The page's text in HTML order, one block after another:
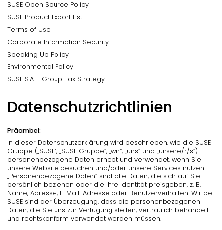
SUSE Open Source Policy
SUSE Product Export List
Terms of Use
Corporate Information Security
Speaking Up Policy
Environmental Policy
SUSE S.A – Group Tax Strategy
Datenschutzrichtlinien
Präambel:
In dieser Datenschutzerklärung wird beschrieben, wie die SUSE
Gruppe („SUSE“, „SUSE Gruppe“, „wir“, „uns“ und „unsere/r/s“)
personenbezogene Daten erhebt und verwendet, wenn Sie
unsere Website besuchen und/oder unsere Services nutzen.
„Personenbezogene Daten“ sind alle Daten, die sich auf Sie
persönlich beziehen oder die Ihre Identität preisgeben, z. B.
Name, Adresse, E-Mail-Adresse oder Benutzerverhalten. Wir bei
SUSE sind der Überzeugung, dass die personenbezogenen
Daten, die Sie uns zur Verfügung stellen, vertraulich behandelt
und rechtskonform verwendet werden müssen.